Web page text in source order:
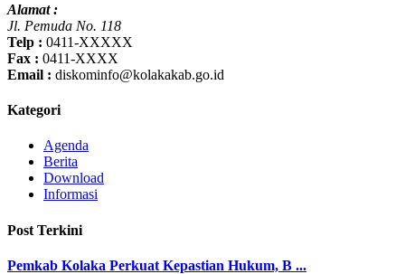
Alamat :
Jl. Pemuda No. 118
Telp : 0411-XXXXX
Fax : 0411-XXXX
Email : diskominfo@kolakakab.go.id
Kategori
Agenda
Berita
Download
Informasi
Post Terkini
Pemkab Kolaka Perkuat Kepastian Hukum, B ...